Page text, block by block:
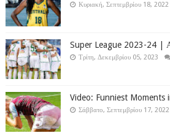
Κυριακή, Σεπτεμβρίου 18, 2022
Super League 2023-24 |
Τρίτη, Δεκεμβρίου 05, 2023
Video: Funniest Moments
Σάββατο, Σεπτεμβρίου 17, 2022